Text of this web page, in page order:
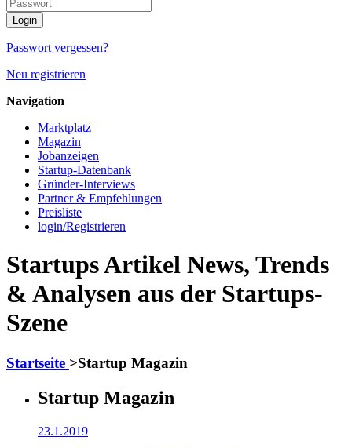
Passwort vergessen?
Neu registrieren
Navigation
Marktplatz
Magazin
Jobanzeigen
Startup-Datenbank
Gründer-Interviews
Partner & Empfehlungen
Preisliste
login/Registrieren
Startups Artikel News, Trends
& Analysen aus der Startups-
Szene
Startseite >Startup Magazin
Startup Magazin
23.1.2019